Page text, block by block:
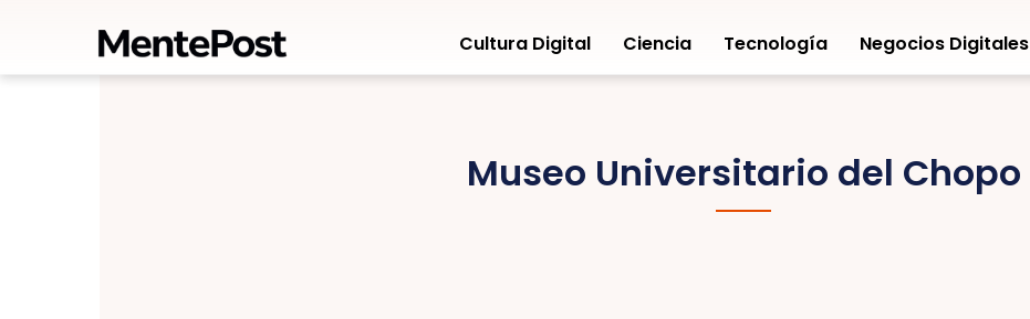
Cultura Digital Ciencia Tecnología Negocios Digitales
Museo Universitario del Chopo